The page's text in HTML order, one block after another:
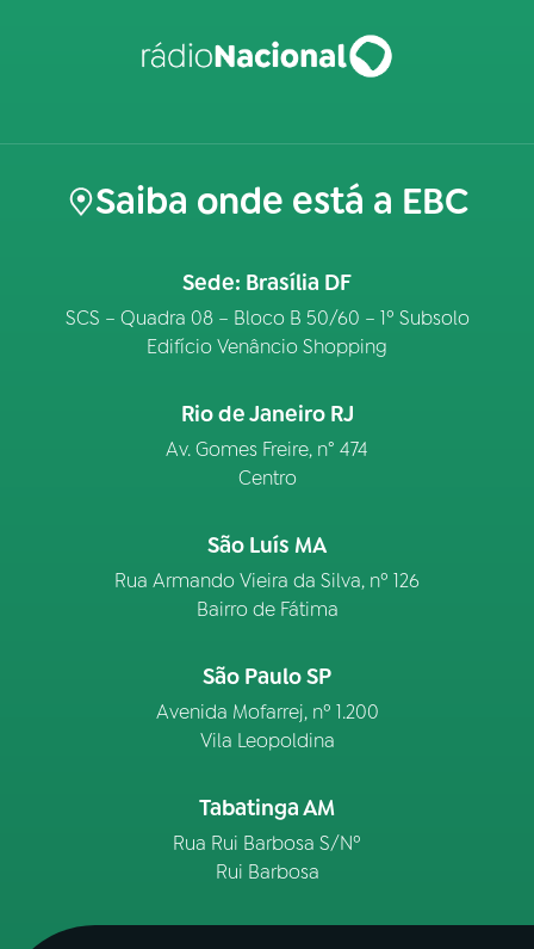
Saiba onde está a EBC
Sede: Brasília DF
SCS – Quadra 08 – Bloco B 50/60 – 1º Subsolo
Edifício Venâncio Shopping
Rio de Janeiro RJ
Av. Gomes Freire, n° 474
Centro
São Luís MA
Rua Armando Vieira da Silva, nº 126
Bairro de Fátima
São Paulo SP
Avenida Mofarrej, nº 1.200
Vila Leopoldina
Tabatinga AM
Rua Rui Barbosa S/Nº
Rui Barbosa